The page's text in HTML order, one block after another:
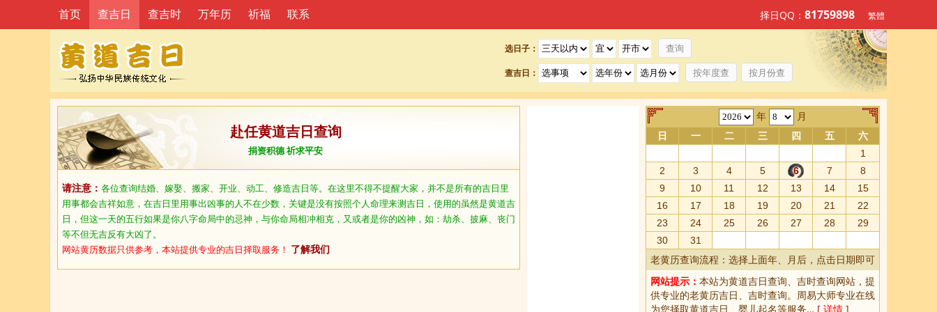
选日子：
查吉日： 按年度查 按月份查
首页 查吉日 查吉时 万年历 祈福 联系 择日QQ： 81759898 繁體
赴任黄道吉日查询
捐资积德 祈求平安
请注意： 各位查询结婚、嫁娶、搬家、开业、动工、修造吉日等。在这里不得不提醒大家，并不是所有的吉日里
用事都会吉祥如意，在吉日里用事出凶事的人不在少数，关键是没有按照个人命理来测吉日，使用的虽然是黄道吉
日，但这一天的五行如果是你八字命局中的忌神，与你命局相冲相克，又或者是你的凶神，如：劫杀、披麻、丧门
等不但无吉反有大凶了。
网站黄历数据只供参考，本站提供专业的吉日择取服务！ 了解我们
年 月
日 一 二 三 四 五
六
1
2
3 4 5 6 7
8
9
10 11 12 13 14
15
16
17 18 19 20 21
22
23
24 25 26 27 28
29
30
31
老黄历查询流程：选择上面年、月后，点击日期即可
网站提示： 本站为黄道吉日查询、 吉时查询网站，提
供专业的老黄历吉日、吉时查询。周易大师专业在线
为您择取黄道吉日 、婴儿起名等服务… [ 详情 ]